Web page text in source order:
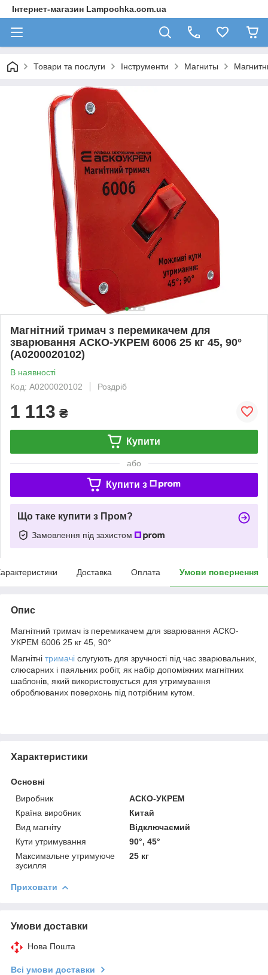
Інтернет-магазин Lampochka.com.ua
Товари та послуги Інструменти Магниты
Магнітний тримач з перемикачем для
зварювання АСКО-УКРЕМ 6006 25 кг 45, 90°
(A0200020102)
В наявності
Код: A0200020102
Роздріб
1 113 ₴
Купити
або
Купити з
Що таке купити з Пром?
Замовлення під захистом
Доставка Оплата Умови повернення
Опис
Магнітний тримач із перемикачем для зварювання АСКО-
УКРЕМ 6006 25 кг 45, 90°
Магнітні тримачі слугують для зручності під час зварювальних,
слюсарних і паяльних робіт, як набір допоміжних магнітних
шаблонів, який використовується для утримування
оброблюваних поверхонь під потрібним кутом.
Характеристики
Основні
Виробник
АСКО-УКРЕМ
Країна виробник
Китай
Вид магніту
Відключаємий
Кути утримування
90°, 45°
Максимальне утримуюче
зусилля
25 кг
Приховати
Умови доставки
Нова Пошта
Всі умови доставки